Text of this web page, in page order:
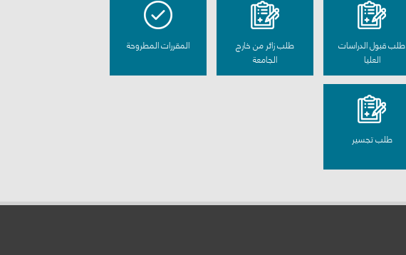
طلب قبول الدراسات
العليا
طلب زائر من خارج
الجامعة
المقررات المطروحة
طلب تجسير